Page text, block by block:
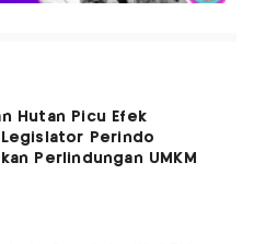
Hutan Picu Efek
Legislator Perindo
Perlindungan UMKM